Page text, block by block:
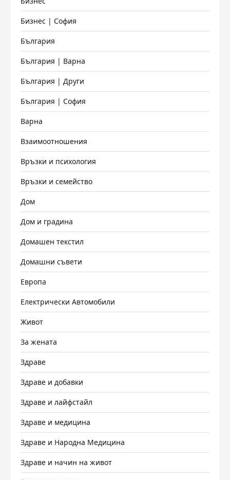
Бизнес | София
България
България | Варна
България | Други
България | София
Варна
Взаимоотношения
Връзки и психология
Връзки и семейство
Дом
Дом и градина
Домашен текстил
Домашни съвети
Европа
Електрически Автомобили
Живот
За жената
Здраве
Здраве и добавки
Здраве и лайфстайл
Здраве и медицина
Здраве и Народна Медицина
Здраве и начин на живот